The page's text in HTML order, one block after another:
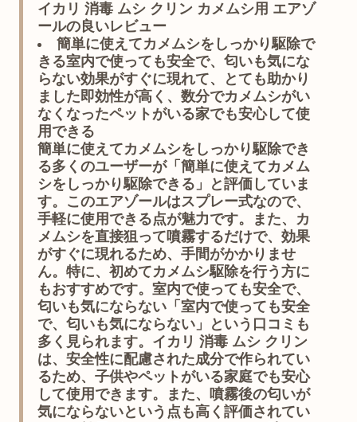
イカリ 消毒 ムシ クリン カメムシ用 エアゾ
ールの良いレビュー
簡単に使えてカメムシをしっかり駆除で
きる室内で使っても安全で、匂いも気にな
らない効果がすぐに現れて、とても助かり
ました即効性が高く、数分でカメムシがい
なくなったペットがいる家でも安心して使
用できる
簡単に使えてカメムシをしっかり駆除でき
る多くのユーザーが「簡単に使えてカメム
シをしっかり駆除できる」と評価していま
す。このエアゾールはスプレー式なので、
手軽に使用できる点が魅力です。また、カ
メムシを直接狙って噴霧するだけで、効果
がすぐに現れるため、手間がかかりませ
ん。特に、初めてカメムシ駆除を行う方に
もおすすめです。室内で使っても安全で、
匂いも気にならない「室内で使っても安全
で、匂いも気にならない」という口コミも
多く見られます。イカリ 消毒 ムシ クリン
は、安全性に配慮された成分で作られてい
るため、子供やペットがいる家庭でも安心
して使用できます。また、噴霧後の匂いが
気にならないという点も高く評価されてい